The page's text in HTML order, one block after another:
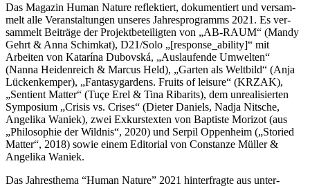
Das Magazin Human Nature reflek­tiert, doku­men­tiert und ver­sam­
melt alle Veranstaltungen unse­res Jahresprogramms 2021. Es ver­
sam­melt Beiträge der Projektbeteiligten von „AB-RAUM“ (Mandy
Gehrt & Anna Schimkat), D21/Solo „[response_ability]“ mit
Arbeiten von Katarína Dubovská, „Auslaufende Umwelten“
(Nanna Heidenreich & Marcus Held), „Garten als Weltbild“ (Anja
Lückenkemper), „Fantasygardens. Fruits of lei­su­re“ (KRZAK),
„Sentient Matter“ (Tuçe Erel & Tina Ribarits), dem unrea­li­sier­ten
Symposium „Crisis vs. Crises“ (Dieter Daniels, Nadja Nitsche,
Angelika Waniek), zwei Exkurstexten von Baptiste Morizot (aus
„Philosophie der Wildnis“, 2020) und Serpil Oppenheim („Storied
Matter“, 2018) sowie einem Editorial von Constanze Müller &
Angelika Waniek.
Das Jahresthema “Human Nature” 2021 hin­ter­frag­te aus unter­